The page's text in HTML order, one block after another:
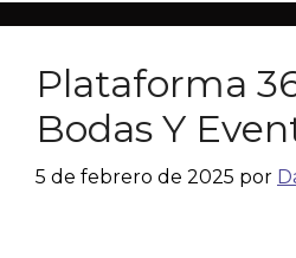
Plataforma
Bodas Y
5 de febrero de 2025 por